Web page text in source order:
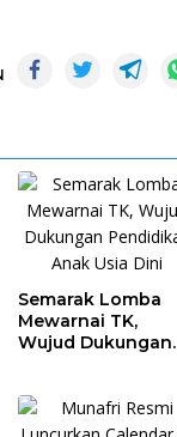
Semarak Lomba
Mewarnai TK,
Wujud Dukungan